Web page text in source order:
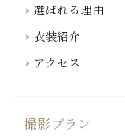
選ばれる理由
衣装紹介
アクセス
撮影プラン